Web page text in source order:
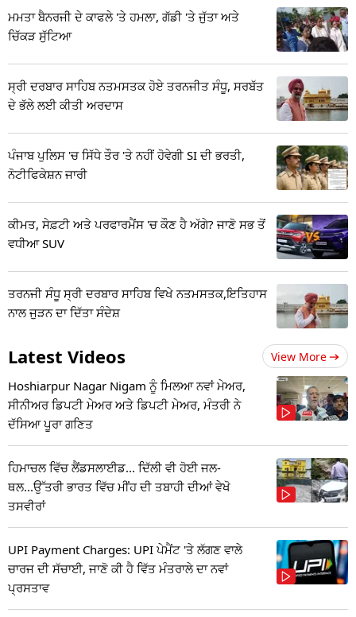
ਮਮਤਾ ਬੈਨਰਜੀ ਦੇ ਕਾਫਲੇ 'ਤੇ ਹਮਲਾ, ਗੱਡੀ 'ਤੇ ਜੁੱਤਾ ਅਤੇ
ਚਿੱਕੜ ਸੁੱਟਿਆ
ਸ੍ਰੀ ਦਰਬਾਰ ਸਾਹਿਬ ਨਤਮਸਤਕ ਹੋਏ ਤਰਨਜੀਤ ਸੰਧੂ, ਸਰਬੱਤ
ਦੇ ਭੱਲੇ ਲਈ ਕੀਤੀ ਅਰਦਾਸ
ਪੰਜਾਬ ਪੁਲਿਸ 'ਚ ਸਿੱਧੇ ਤੌਰ 'ਤੇ ਨਹੀਂ ਹੋਵੇਗੀ SI ਦੀ ਭਰਤੀ,
ਨੋਟੀਫਿਕੇਸ਼ਨ ਜਾਰੀ
ਕੀਮਤ, ਸੇਫ਼ਟੀ ਅਤੇ ਪਰਫਾਰਮੈਂਸ 'ਚ ਕੌਣ ਹੈ ਅੱਗੇ? ਜਾਣੋ ਸਭ ਤੋਂ
ਵਧੀਆ SUV
ਤਰਨਜੀ ਸੰਧੂ ਸ੍ਰੀ ਦਰਬਾਰ ਸਾਹਿਬ ਵਿਖੇ ਨਤਮਸਤਕ,ਇਤਿਹਾਸ
ਨਾਲ ਜੁੜਨ ਦਾ ਦਿੱਤਾ ਸੰਦੇਸ਼
Latest Videos View More
Hoshiarpur Nagar Nigam ਨੂੰ ਮਿਲਆ ਨਵਾਂ ਮੇਅਰ,
ਸੀਨੀਅਰ ਡਿਪਟੀ ਮੇਅਰ ਅਤੇ ਡਿਪਟੀ ਮੇਅਰ, ਮੰਤਰੀ ਨੇ
ਦੱਸਿਆ ਪੂਰਾ ਗਣਿਤ
ਹਿਮਾਚਲ ਵਿੱਚ ਲੈਂਡਸਲਾਈਡ... ਦਿੱਲੀ ਵੀ ਹੋਈ ਜਲ-
ਥਲ...ਉੱਤਰੀ ਭਾਰਤ ਵਿੱਚ ਮੀਂਹ ਦੀ ਤਬਾਹੀ ਦੀਆਂ ਵੇਖੋ
ਤਸਵੀਰਾਂ
UPI Payment Charges: UPI ਪੇਮੈਂਟ 'ਤੇ ਲੱਗਣ ਵਾਲੇ
ਚਾਰਜ ਦੀ ਸੱਚਾਈ, ਜਾਣੋ ਕੀ ਹੈ ਵਿੱਤ ਮੰਤਰਾਲੇ ਦਾ ਨਵਾਂ
ਪ੍ਰਸਤਾਵ